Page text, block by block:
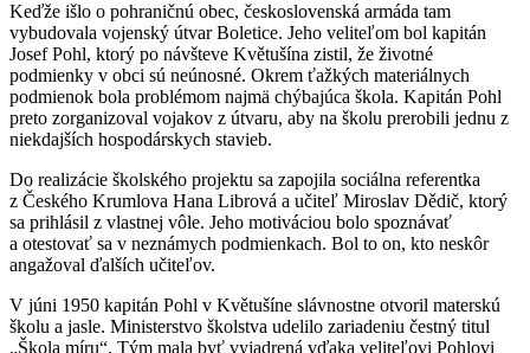
Keďže išlo o pohraničnú obec, československá armáda tam
vybudovala vojenský útvar Boletice. Jeho veliteľom bol kapitán
Josef Pohl, ktorý po návšteve Květušína zistil, že životné
podmienky v obci sú neúnosné. Okrem ťažkých materiálnych
podmienok bola problémom najmä chýbajúca škola. Kapitán Pohl
preto zorganizoval vojakov z útvaru, aby na školu prerobili jednu z
niekdajších hospodárskych stavieb.
Do realizácie školského projektu sa zapojila sociálna referentka
z Českého Krumlova Hana Librová a učiteľ Miroslav Dědič, ktorý
sa prihlásil z vlastnej vôle. Jeho motiváciou bolo spoznávať
a otestovať sa v neznámych podmienkach. Bol to on, kto neskôr
angažoval ďalších učiteľov.
V júni 1950 kapitán Pohl v Květušíne slávnostne otvoril materskú
školu a jasle. Ministerstvo školstva udelilo zariadeniu čestný titul
„Škola míru“. Tým mala byť vyjadrená vďaka veliteľovi Pohlovi